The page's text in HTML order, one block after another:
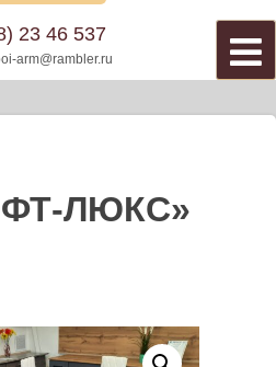
23 46 537
arm@rambler.ru
ЛЮКС»